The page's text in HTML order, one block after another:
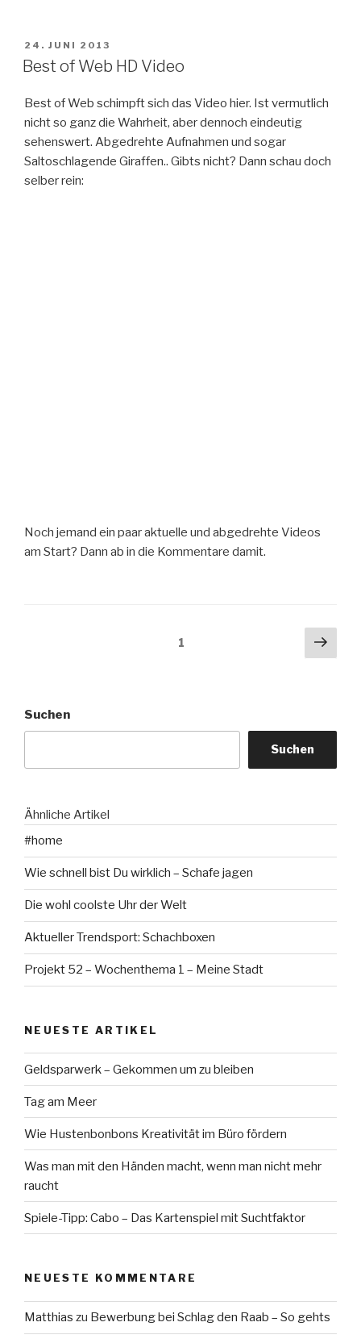
VERÖFFENTLICHT
AM
24. JUNI 2013
Best of Web HD Video
Best of Web schimpft sich das Video hier. Ist vermutlich
nicht so ganz die Wahrheit, aber dennoch eindeutig
sehenswert. Abgedrehte Aufnahmen und sogar
Saltoschlagende Giraffen.. Gibts nicht? Dann schau doch
selber rein:
Noch jemand ein paar aktuelle und abgedrehte Videos
am Start? Dann ab in die Kommentare damit.
Seitennummerierung1
Suchen
Suchen
Ähnliche Artikel
#home
Wie schnell bist Du wirklich – Schafe jagen
Die wohl coolste Uhr der Welt
Aktueller Trendsport: Schachboxen
Projekt 52 – Wochenthema 1 – Meine Stadt
NEUESTE ARTIKEL
Geldsparwerk – Gekommen um zu bleiben
Tag am Meer
Wie Hustenbonbons Kreativität im Büro fördern
Was man mit den Händen macht, wenn man nicht mehr
raucht
Spiele-Tipp: Cabo – Das Kartenspiel mit Suchtfaktor
NEUESTE KOMMENTARE
Matthias zu Bewerbung bei Schlag den Raab – So gehts